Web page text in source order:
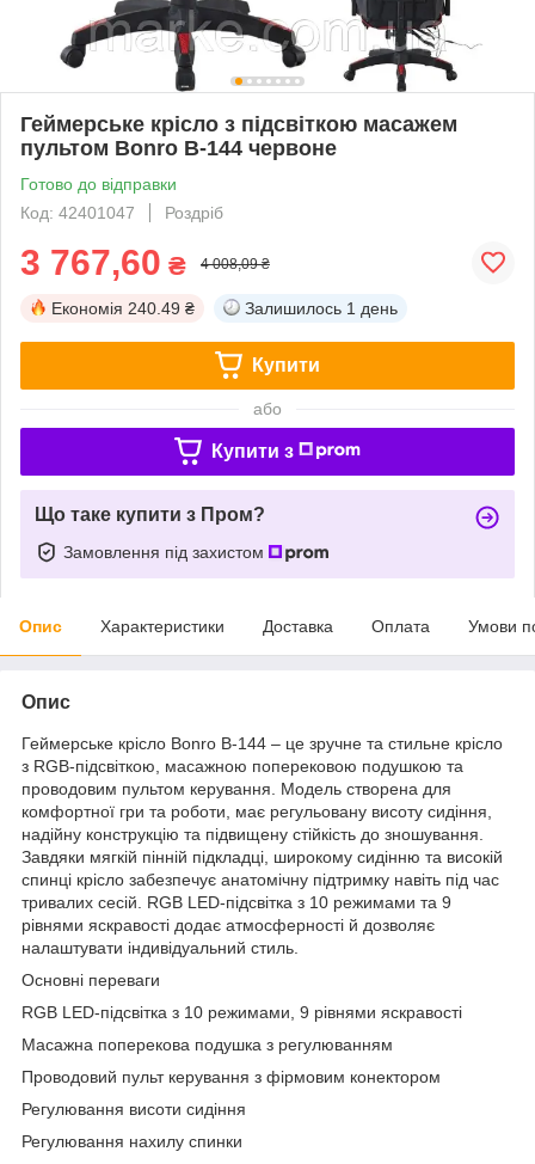
Геймерське крісло з підсвіткою масажем
пультом Bonro B-144 червоне
Готово до відправки
Код: 42401047
Роздріб
3 767,60 ₴ 4 008,09 ₴
Економія 240.49 ₴ Залишилось 1 день
Купити
або
Купити з
Що таке купити з Пром?
Замовлення під захистом
Опис Характеристики Доставка Оплата Умови
Опис
Геймерське крісло Bonro B-144 – це зручне та стильне крісло
з RGB-підсвіткою, масажною поперековою подушкою та
проводовим пультом керування. Модель створена для
комфортної гри та роботи, має регульовану висоту сидіння,
надійну конструкцію та підвищену стійкість до зношування.
Завдяки мягкій пінній підкладці, широкому сидінню та високій
спинці крісло забезпечує анатомічну підтримку навіть під час
тривалих сесій. RGB LED-підсвітка з 10 режимами та 9
рівнями яскравості додає атмосферності й дозволяє
налаштувати індивідуальний стиль.
Основні переваги
RGB LED-підсвітка з 10 режимами, 9 рівнями яскравості
Масажна поперекова подушка з регулюванням
Проводовий пульт керування з фірмовим конектором
Регулювання висоти сидіння
Регулювання нахилу спинки